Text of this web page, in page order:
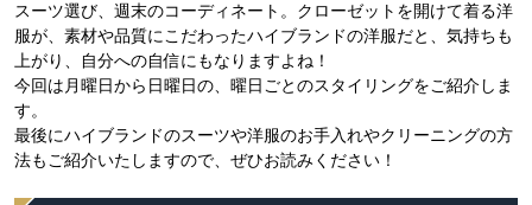
スーツ選び、週末のコーディネート。クローゼットを開けて着る洋
服が、素材や品質にこだわったハイブランドの洋服だと、気持ちも
上がり、自分への自信にもなりますよね！
今回は月曜日から日曜日の、曜日ごとのスタイリングをご紹介しま
す。
最後にハイブランドのスーツや洋服のお手入れやクリーニングの方
法もご紹介いたしますので、ぜひお読みください！